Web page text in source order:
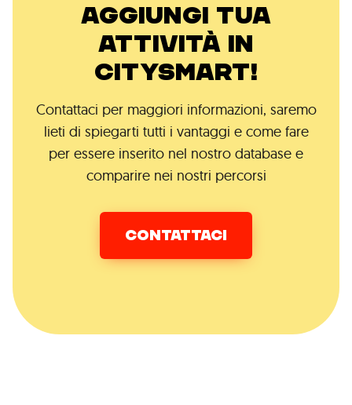
AGGIUNGI TUA
ATTIVITÀ IN
CITYSMART!
Contattaci per maggiori informazioni, saremo
lieti di spiegarti tutti i vantaggi e come fare
per essere inserito nel nostro database e
comparire nei nostri percorsi
CONTATTACI